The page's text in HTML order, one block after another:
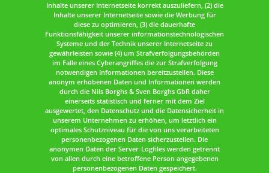
Inhalte unserer Internetseite korrekt auszuliefern, (2) die
Inhalte unserer Internetseite sowie die Werbung für
diese zu optimieren, (3) die dauerhafte
Funktionsfähigkeit unserer informationstechnologischen
Systeme und der Technik unserer Internetseite zu
gewährleisten sowie (4) um Strafverfolgungsbehörden
im Falle eines Cyberangriffes die zur Strafverfolgung
notwendigen Informationen bereitzustellen. Diese
anonym erhobenen Daten und Informationen werden
durch die Nils Borghs & Sven Borghs GbR daher
einerseits statistisch und ferner mit dem Ziel
ausgewertet, den Datenschutz und die Datensicherheit in
unserem Unternehmen zu erhöhen, um letztlich ein
optimales Schutzniveau für die von uns verarbeiteten
personenbezogenen Daten sicherzustellen. Die
anonymen Daten der Server-Logfiles werden getrennt
von allen durch eine betroffene Person angegebenen
personenbezogenen Daten gespeichert.